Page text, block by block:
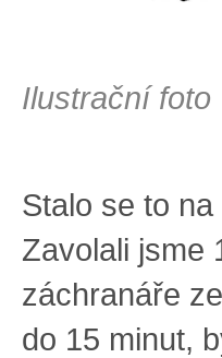
Ilustrační foto
Stalo se to
Zavolali jsme
záchranáře
do 15 minut,